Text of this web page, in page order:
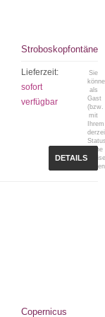
Stroboskopfontäne
Lieferzeit:
sofort
verfügbar
Sie
als
Gast
(bzw.
mit
Ihrem
keine
DETAILS
Copernicus